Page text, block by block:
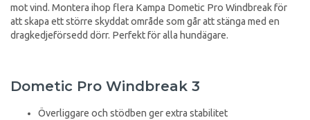
mot vind. Montera ihop flera Kampa Dometic Pro Windbreak för
att skapa ett större skyddat område som går att stänga med en
dragkedjeförsedd dörr. Perfekt för alla hundägare.
Dometic Pro Windbreak 3
Överliggare och stödben ger extra stabilitet